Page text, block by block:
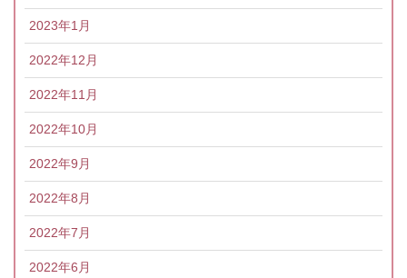
2023年1月
2022年12月
2022年11月
2022年10月
2022年9月
2022年8月
2022年7月
2022年6月